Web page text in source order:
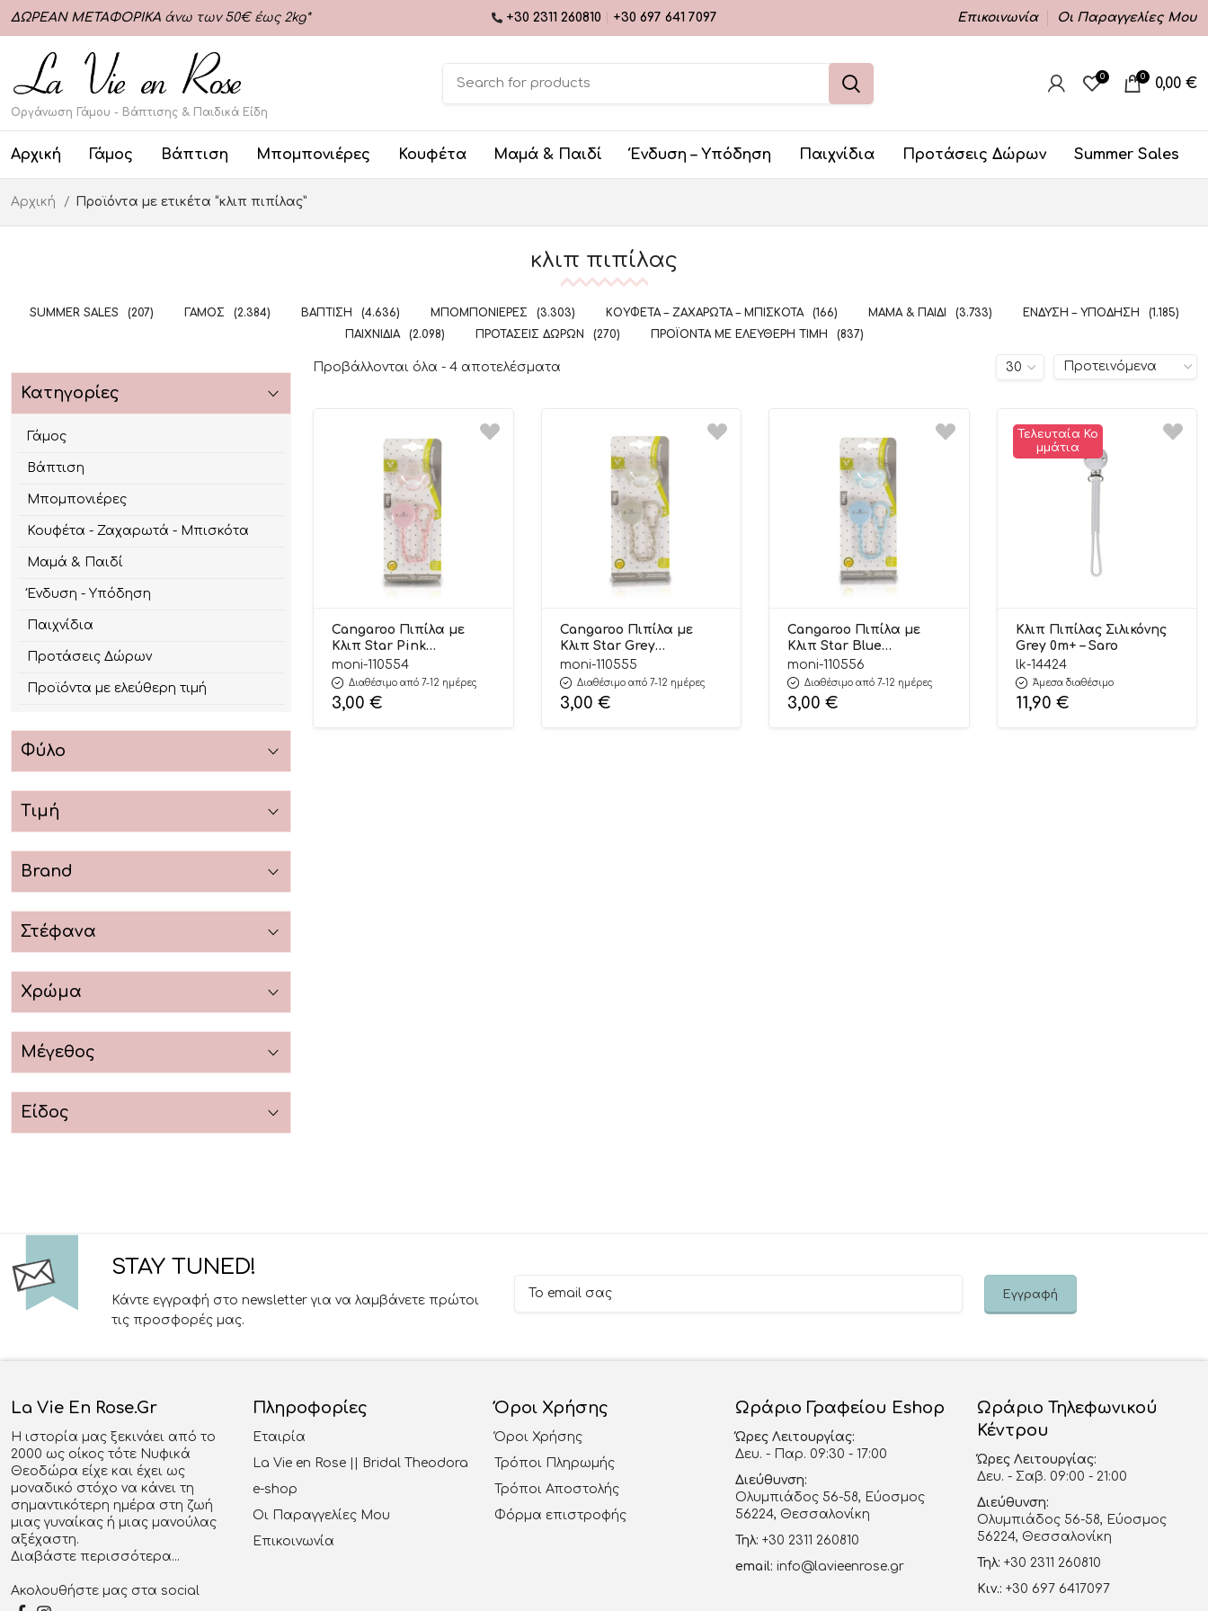
ΔΩΡΕΑΝ ΜΕΤΑΦΟΡΙΚΑ άνω των 50€ έως 2kg* +30 2311 260810 +30 697 641 7097 Επικοινωνία Οι Παραγγελίες Μου
Οργάνωση Γάμου - Βάπτισης & Παιδικά Είδη
0 0 0,00 €
Αρχική Γάμος Βάπτιση Μπομπονιέρες Κουφέτα Μαμά & Παιδί Ένδυση – Υπόδηση Παιχνίδια Προτάσεις Δώρων Summer Sales
Αρχική Προϊόντα με ετικέτα “κλιπ πιπίλας”
κλιπ πιπίλας
SUMMER SALES (207) ΓΆΜΟΣ (2.384) ΒΆΠΤΙΣΗ (4.636) ΜΠΟΜΠΟΝΙΈΡΕΣ (3.303) ΚΟΥΦΈΤΑ – ΖΑΧΑΡΩΤΆ – ΜΠΙΣΚΌΤΑ (166) ΜΑΜΆ & ΠΑΙΔΊ (3.733) ΈΝΔΥΣΗ – ΥΠΌΔΗΣΗ
(1.185)
ΠΑΙΧΝΊΔΙΑ
(2.098) ΠΡΟΤΆΣΕΙΣ ΔΏΡΩΝ (270) ΠΡΟΪΌΝΤΑ ΜΕ ΕΛΕΎΘΕΡΗ ΤΙΜΉ (837)
Κατηγορίες
Γάμος
Βάπτιση
Μπομπονιέρες
Κουφέτα - Ζαχαρωτά - Μπισκότα
Μαμά & Παιδί
Ένδυση - Υπόδηση
Παιχνίδια
Προτάσεις Δώρων
Προϊόντα με ελεύθερη τιμή
Φύλο
Τιμή
Brand
Στέφανα
Χρώμα
Μέγεθος
Είδος
Προβάλλονται όλα - 4 αποτελέσματα
Cangaroo Πιπίλα με
Κλιπ Star Pink
3800146269715
moni-110554
Διαθέσιμο από 7-12 ημέρες
3,00 €
Cangaroo Πιπίλα με
Κλιπ Star Grey
3800146269708
moni-110555
Διαθέσιμο από 7-12 ημέρες
3,00 €
Cangaroo Πιπίλα με
Κλιπ Star Blue
3800146269692
moni-110556
Διαθέσιμο από 7-12 ημέρες
3,00 €
Τελευταία Κο
Μμάτια
Κλιπ Πιπίλας Σιλικόνης
Grey 0m+ – Saro
lk-14424
Άμεσα διαθέσιμο
11,90 €
STAY TUNED!
Κάντε εγγραφή στο newsletter για να λαμβάνετε πρώτοι
τις προσφορές μας.
La Vie En Rose.gr
Η ιστορία μας ξεκινάει από το
2000 ως οίκος τότε Νυφικά
Θεοδώρα είχε και έχει ως
μοναδικό στόχο να κάνει τη
σημαντικότερη ημέρα στη ζωή
μιας γυναίκας ή μιας μανούλας
αξέχαστη.
Διαβάστε περισσότερα...
Ακολουθήστε μας στα social
Πληροφορίες
Εταιρία
La Vie en Rose || Bridal Theodora
e-shop
Οι Παραγγελίες Μου
Επικοινωνία
Όροι Χρήσης
Όροι Χρήσης
Τρόποι Πληρωμής
Τρόποι Αποστολής
Φόρμα επιστροφής
Ωράριο Γραφείου Eshop
Ώρες Λειτουργίας:
Δευ. - Παρ. 09:30 - 17:00
Διεύθυνση:
Ολυμπιάδος 56-58, Εύοσμος
56224, Θεσσαλονίκη
Τηλ: +30 2311 260810
email: info@lavieenrose.gr
Ωράριο Τηλεφωνικού
Κέντρου
Ώρες Λειτουργίας:
Δευ. - Σαβ. 09:00 - 21:00
Διεύθυνση:
Ολυμπιάδος 56-58, Εύοσμος
56224, Θεσσαλονίκη
Τηλ: +30 2311 260810
Κιν.: +30 697 6417097